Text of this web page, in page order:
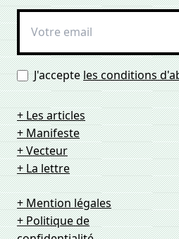
J'accepteles conditions
+ Les articles
+ Manifeste
+ Vecteur
+ La lettre
+ Mention légales
+ Politique de